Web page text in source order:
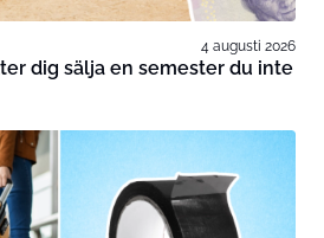
4 augusti 2026
dig sälja en semester du inte